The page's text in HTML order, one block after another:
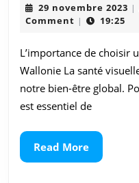
:
soin
de
votre
vision
29 novembre 2023 29|
Comment | 19:25
L’importance de choisir
Wallonie La santé
notre bien-être global.
est essentiel de
Read MoreRead
More